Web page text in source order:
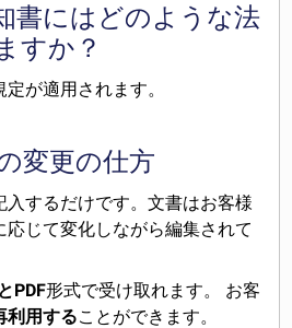
書にはどのような法
すか？
定が適用されます。
変更の仕方
入するだけです。文書はお客様
じて変化しながら編集されて
PDF形式で受け取れます。 お客
利用することができます。